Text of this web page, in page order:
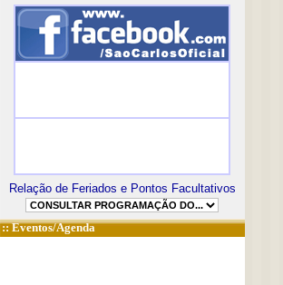
Relação de Feriados e Pontos Facultativos
::Eventos/Agenda